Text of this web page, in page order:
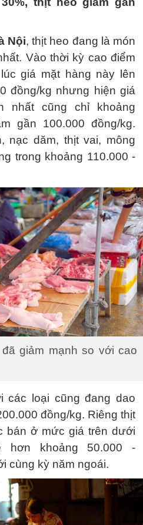
Nội, thịt heo đang là món
Vào thời kỳ cao điểm
giá mặt hàng này lên
đồng/kg nhưng hiện giá
nhất cũng chỉ khoảng
gần 100.000 đồng/kg.
nạc dăm, thịt vai, mông
trong khoảng 110.000 -
giảm mạnh so với cao
các loại cũng đang dao
đồng/kg. Riêng thịt
bán ở mức giá trên dưới
hơn khoảng 50.000 -
cùng kỳ năm ngoái.